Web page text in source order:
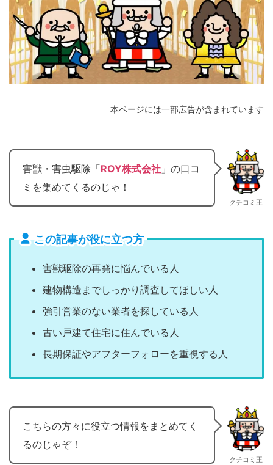
本ページには一部広告が含まれています
害獣・害虫駆除「ROY株式会社 」の口コ
ミを集めてくるのじゃ！
クチコミ王
この記事が役に立つ方
害獣駆除の再発に悩んでいる人
建物構造までしっかり調査してほしい人
強引営業のない業者を探している人
古い戸建て住宅に住んでいる人
長期保証やアフターフォローを重視する人
こちらの方々に役立つ情報をまとめてく
るのじゃぞ！
クチコミ王